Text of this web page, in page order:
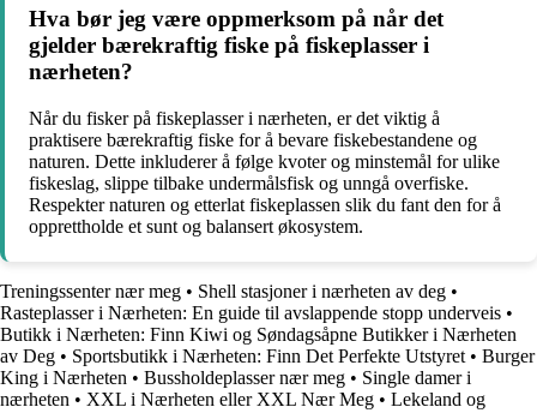
Hva bør jeg være oppmerksom på når det
gjelder bærekraftig fiske på fiskeplasser i
nærheten?
Når du fisker på fiskeplasser i nærheten, er det viktig å
praktisere bærekraftig fiske for å bevare fiskebestandene og
naturen. Dette inkluderer å følge kvoter og minstemål for ulike
fiskeslag, slippe tilbake undermålsfisk og unngå overfiske.
Respekter naturen og etterlat fiskeplassen slik du fant den for å
opprettholde et sunt og balansert økosystem.
Treningssenter nær meg • Shell stasjoner i nærheten av deg •
Rasteplasser i Nærheten: En guide til avslappende stopp underveis •
Butikk i Nærheten: Finn Kiwi og Søndagsåpne Butikker i Nærheten
av Deg • Sportsbutikk i Nærheten: Finn Det Perfekte Utstyret • Burger
King i Nærheten • Bussholdeplasser nær meg • Single damer i
nærheten • XXL i Nærheten eller XXL Nær Meg • Lekeland og